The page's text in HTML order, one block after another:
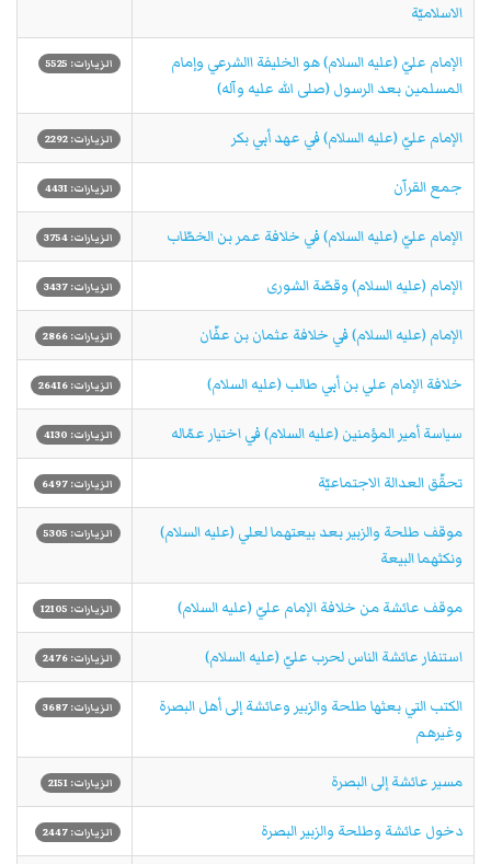
الاسلاميّة
الإمام عليّ (عليه السلام) هو الخليفة االشرعي وإمام
المسلمين بعد الرسول (صلى الله عليه وآله)
الزيارات: 5525
الإمام عليّ (عليه السلام) في عهد أبي بكر الزيارات: 2292
جمع القرآن الزيارات: 4431
الإمام عليّ (عليه السلام) في خلافة عمر بن الخطّاب الزيارات: 3754
الإمام (عليه السلام) وقصّة الشورى الزيارات: 3437
الإمام (عليه السلام) في خلافة عثمان بن عفّان الزيارات: 2866
خلافة الإمام علي بن أبي طالب (عليه السلام) الزيارات: 26416
سياسة أمير المؤمنين (عليه السلام) في اختيار عمّاله الزيارات: 4130
تحقّق العدالة الاجتماعيّة الزيارات: 6497
موقف طلحة والزبير بعد بيعتهما لعلي (عليه السلام)
ونكثهما البيعة
الزيارات: 5305
موقف عائشة من خلافة الإمام عليّ (عليه السلام) الزيارات: 12105
استنفار عائشة الناس لحرب عليّ (عليه السلام) الزيارات: 2476
الكتب التي بعثها طلحة والزبير وعائشة إلى أهل البصرة
وغيرهم
الزيارات: 3687
مسير عائشة إلى البصرة الزيارات: 2151
دخول عائشة وطلحة والزبير البصرة الزيارات: 2447